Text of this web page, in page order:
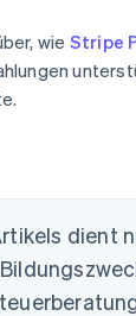
wie Stripe
dient
English